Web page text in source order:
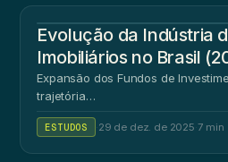
Evolução da Indústria
Imobiliários no Brasil
Expansão dos Fundos de
trajetória…
ESTUDOS 29 de dez. de 2025 7 min